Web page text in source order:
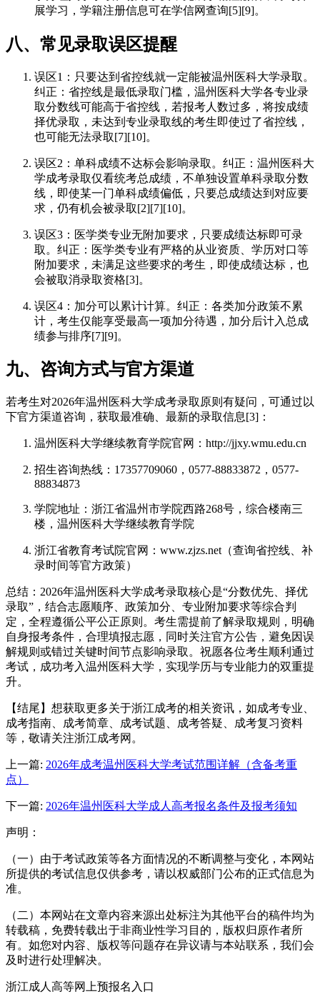
展学习，学籍注册信息可在学信网查询[5][9]。
八、常见录取误区提醒
误区1：只要达到省控线就一定能被温州医科大学录取。
纠正：省控线是最低录取门槛，温州医科大学各专业录
取分数线可能高于省控线，若报考人数过多，将按成绩
择优录取，未达到专业录取线的考生即使过了省控线，
也可能无法录取[7][10]。
误区2：单科成绩不达标会影响录取。纠正：温州医科大
学成考录取仅看统考总成绩，不单独设置单科录取分数
线，即使某一门单科成绩偏低，只要总成绩达到对应要
求，仍有机会被录取[2][7][10]。
误区3：医学类专业无附加要求，只要成绩达标即可录
取。纠正：医学类专业有严格的从业资质、学历对口等
附加要求，未满足这些要求的考生，即使成绩达标，也
会被取消录取资格[3]。
误区4：加分可以累计计算。纠正：各类加分政策不累
计，考生仅能享受最高一项加分待遇，加分后计入总成
绩参与排序[7][9]。
九、咨询方式与官方渠道
若考生对2026年温州医科大学成考录取原则有疑问，可通过以
下官方渠道咨询，获取最准确、最新的录取信息[3]：
温州医科大学继续教育学院官网：http://jjxy.wmu.edu.cn
招生咨询热线：17357709060，0577-88833872，0577-
88834873
学院地址：浙江省温州市学院西路268号，综合楼南三
楼，温州医科大学继续教育学院
浙江省教育考试院官网：www.zjzs.net（查询省控线、补
录时间等官方政策）
总结：2026年温州医科大学成考录取核心是“分数优先、择优
录取”，结合志愿顺序、政策加分、专业附加要求等综合判
定，全程遵循公平公正原则。考生需提前了解录取规则，明确
自身报考条件，合理填报志愿，同时关注官方公告，避免因误
解规则或错过关键时间节点影响录取。祝愿各位考生顺利通过
考试，成功考入温州医科大学，实现学历与专业能力的双重提
升。
【结尾】想获取更多关于浙江成考的相关资讯，如成考专业、
成考指南、成考简章、成考试题、成考答疑、成考复习资料
等，敬请关注浙江成考网。
上一篇: 2026年成考温州医科大学考试范围详解（含备考重
点）
下一篇: 2026年温州医科大学成人高考报名条件及报考须知
声明：
（一）由于考试政策等各方面情况的不断调整与变化，本网站
所提供的考试信息仅供参考，请以权威部门公布的正式信息为
准。
（二）本网站在文章内容来源出处标注为其他平台的稿件均为
转载稿，免费转载出于非商业性学习目的，版权归原作者所
有。如您对内容、版权等问题存在异议请与本站联系，我们会
及时进行处理解决。
浙江成人高等网上预报名入口